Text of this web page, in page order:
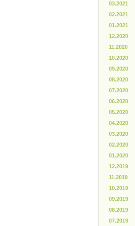
03.2021
02.2021
01.2021
12.2020
11.2020
10.2020
09.2020
08.2020
07.2020
06.2020
05.2020
04.2020
03.2020
02.2020
01.2020
12.2019
11.2019
10.2019
09.2019
08.2019
07.2019